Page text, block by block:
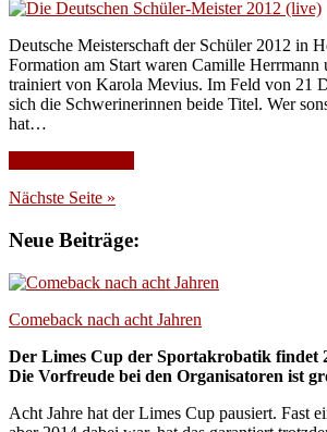
Deutsche Meisterschaft der Schüler 2012 in
Formation am Start waren Camille
trainiert von Karola Mevius. Im Feld von 21
sich die Schwerinerinnen beide Titel. Wer
hat…
Nächste Seite »
Neue Beiträge:
Comeback nach acht Jahren
Der Limes Cup der Sportakrobatik findet
Die Vorfreude bei den Organisatoren ist
Acht Jahre hat der Limes Cup pausiert. Fast